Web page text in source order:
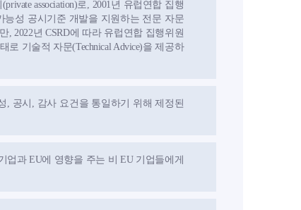
association)로, 2001년 유럽연합 집행
능성 공시기준 개발을 지원하는 전문 자문
2022년 CSRD에 따라 유럽연합 집행위원
기술적 자문(Technical Advice)을 제공하
, 공시, 감사 요건을 통일하기 위해 제정된
업과 EU에 영향을 주는 비 EU 기업들에게